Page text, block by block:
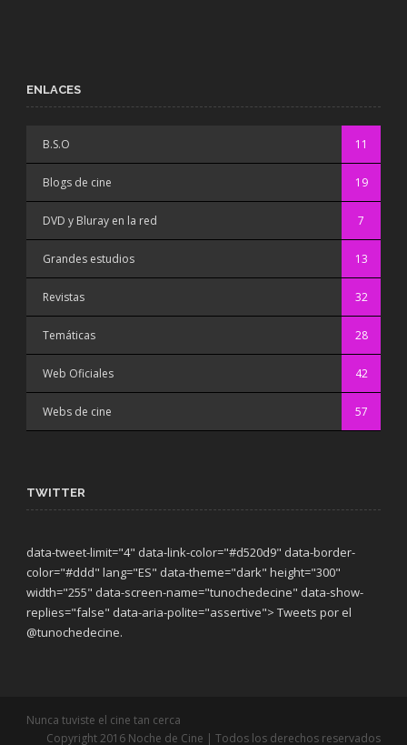
ENLACES
B.S.O 11
Blogs de cine 19
DVD y Bluray en la red 7
Grandes estudios 13
Revistas 32
Temáticas 28
Web Oficiales 42
Webs de cine 57
TWITTER
data-tweet-limit="4" data-link-color="#d520d9" data-border-
color="#ddd" lang="ES" data-theme="dark" height="300"
width="255" data-screen-name="tunochedecine" data-show-
replies="false" data-aria-polite="assertive"> Tweets por el
@tunochedecine.
Nunca tuviste el cine tan cerca
Copyright 2016 Noche de Cine | Todos los derechos reservados